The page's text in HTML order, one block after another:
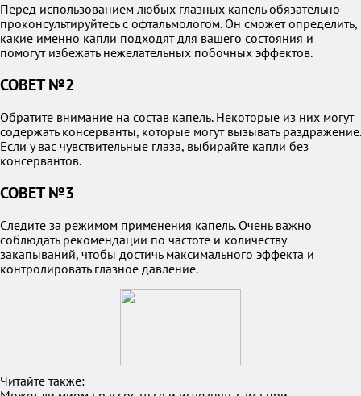
Перед использованием любых глазных капель обязательно
проконсультируйтесь с офтальмологом. Он сможет определить,
какие именно капли подходят для вашего состояния и
помогут избежать нежелательных побочных эффектов.
СОВЕТ №2
Обратите внимание на состав капель. Некоторые из них могут
содержать консерванты, которые могут вызывать раздражение.
Если у вас чувствительные глаза, выбирайте капли без
консервантов.
СОВЕТ №3
Следите за режимом применения капель. Очень важно
соблюдать рекомендации по частоте и количеству
закапываний, чтобы достичь максимального эффекта и
контролировать глазное давление.
Читайте также: